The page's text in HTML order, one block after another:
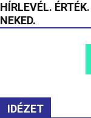
HÍRLEVÉL. ÉRTÉK.
NEKED.
IDÉZET